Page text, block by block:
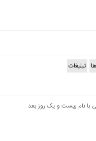
تبلیغات
با نام بیست و یک روز بعد